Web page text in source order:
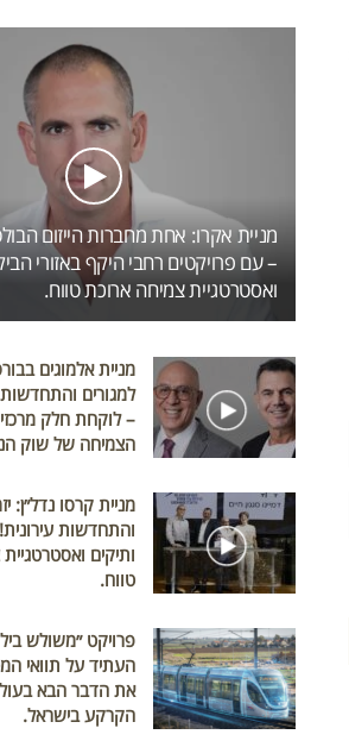
מניית אקרו: אחת מחברות הייזום
– עם פרויקטים רחבי היקף באזורי
ואסטרטגיית צמיחה ארוכת טווח.
מניית אלמוגים
למגורים
– לוקחת חלק
הצמיחה של שוק
מניית קרסו נדל״ן:
והתחדשות
ותיקים
טווח.
פרויקט ״משולש
העתיד על תוואי
את הדבר הבא
הקרקע בישראל.